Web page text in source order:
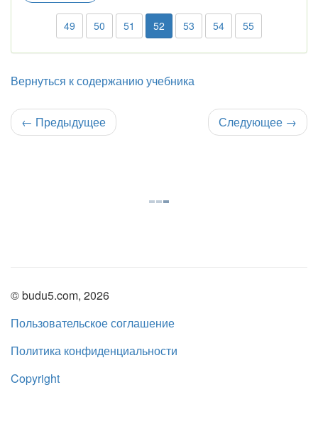
49 50 51 52 53 54 55
Вернуться к содержанию учебника
← Предыдущее Следующее →
© budu5.com, 2026
Пользовательское соглашение
Политика конфиденциальности
Copyright